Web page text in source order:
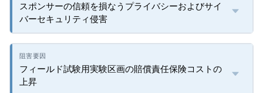
スポンサーの信頼を損なうプライバシーおよびサイ
バーセキュリティ侵害
フィールド試験用実験区画の賠償責任保険コストの
上昇